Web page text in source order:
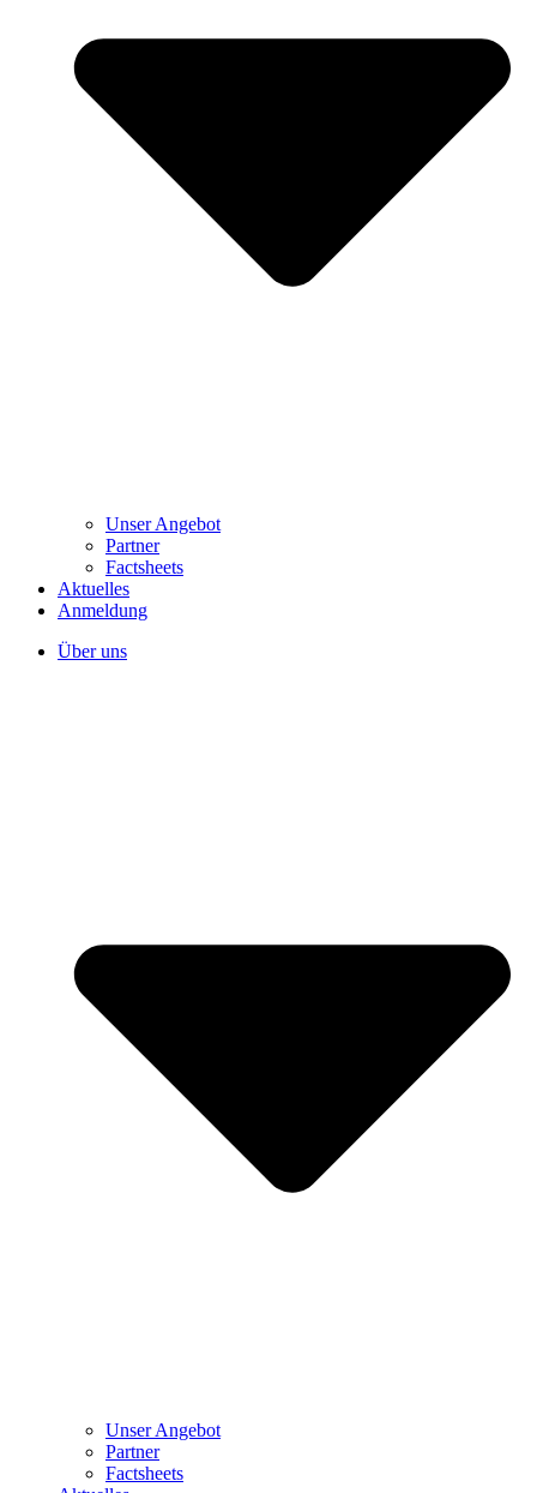
Unser Angebot
Partner
Factsheets
Aktuelles
Anmeldung
Über uns
Unser Angebot
Partner
Factsheets